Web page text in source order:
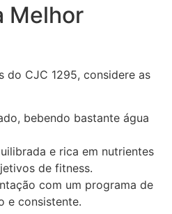
Melhor
do CJC 1295, considere as
bebendo bastante água
e rica em nutrientes
de fitness.
com um programa de
e consistente.